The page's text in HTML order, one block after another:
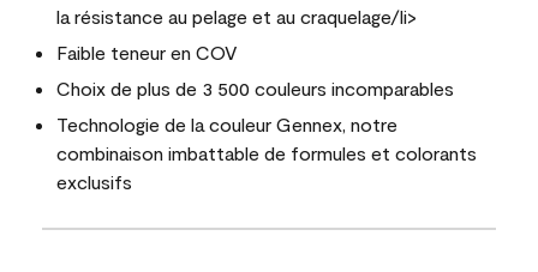
la résistance au pelage et au craquelage/li>
Faible teneur en COV
Choix de plus de 3 500 couleurs incomparables
Technologie de la couleur Gennex, notre
combinaison imbattable de formules et colorants
exclusifs